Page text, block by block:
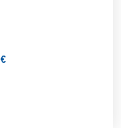
€